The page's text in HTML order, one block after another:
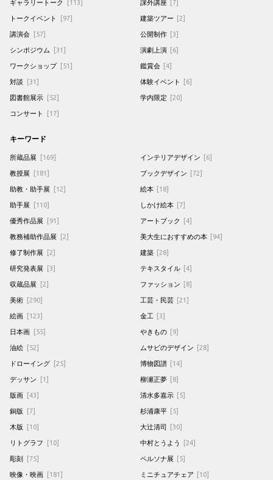
トークイベント [97]
講演会 [57]
シンポジウム [31]
ワークショップ [51]
対談 [31]
図書館展示 [52]
コンサート [17]
建築ツアー [2]
公開制作 [3]
演劇上演 [6]
鑑賞会 [4]
体験イベント [6]
学内限定 [20]
キーワード
所蔵品展 [169]
教授展 [181]
助教・助手展 [12]
助手展 [110]
優秀作品展 [91]
教務補助作品展 [2]
修了制作展 [2]
研究発表展 [3]
収蔵品展 [2]
美術 [290]
絵画 [123]
日本画 [55]
油絵 [52]
ドローイング [25]
デッサン [1]
版画 [43]
銅版 [7]
木版 [10]
リトグラフ [10]
彫刻 [75]
映像・映画 [181]
インテリアデザイン [6]
ブックデザイン [72]
絵本 [18]
しかけ絵本 [7]
アートブック [4]
美大生におすすめの本 [94]
建築 [28]
テキスタイル [4]
ファッション [8]
工芸・民芸 [21]
金工 [3]
やきもの [9]
ムサビのデザイン [28]
博物図譜 [14]
柳瀬正夢 [8]
清水多嘉示 [5]
杉浦康平 [5]
大辻清司 [30]
中村とうよう [24]
ペルソナ展 [5]
ミニチュアチェア [10]